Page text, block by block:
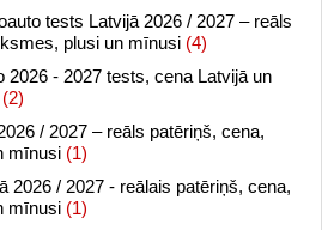
tests Latvijā 2026 / 2027 – reāls
plusi un mīnusi (4)
2026 - 2027 tests, cena Latvijā un
(2)
/ 2027 – reāls patēriņš, cena,
mīnusi (1)
2026 / 2027 - reālais patēriņš, cena,
mīnusi (1)